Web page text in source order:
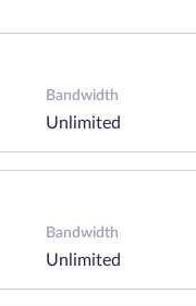
Bandwidth
Unlimited
Bandwidth
Unlimited